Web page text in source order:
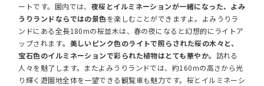
ートです。園内では、 夜桜とイルミネーションが一緒になった、よみ
うりランドならではの景色を楽しむことができますよ。よみうりラ
ンドにある全長180mの桜並木は、春の夜になると幻想的にライトア
ップされます。美しいピンク色のライトで照らされた桜の木々と、
宝石色のイルミネーションで彩られた植物はとても華やか。 訪れる
人々を魅了します。またよみうりランドでは、約160mの高さから光
り輝く遊園地全体を一望できる観覧車も魅力です。桜とイルミネーシ